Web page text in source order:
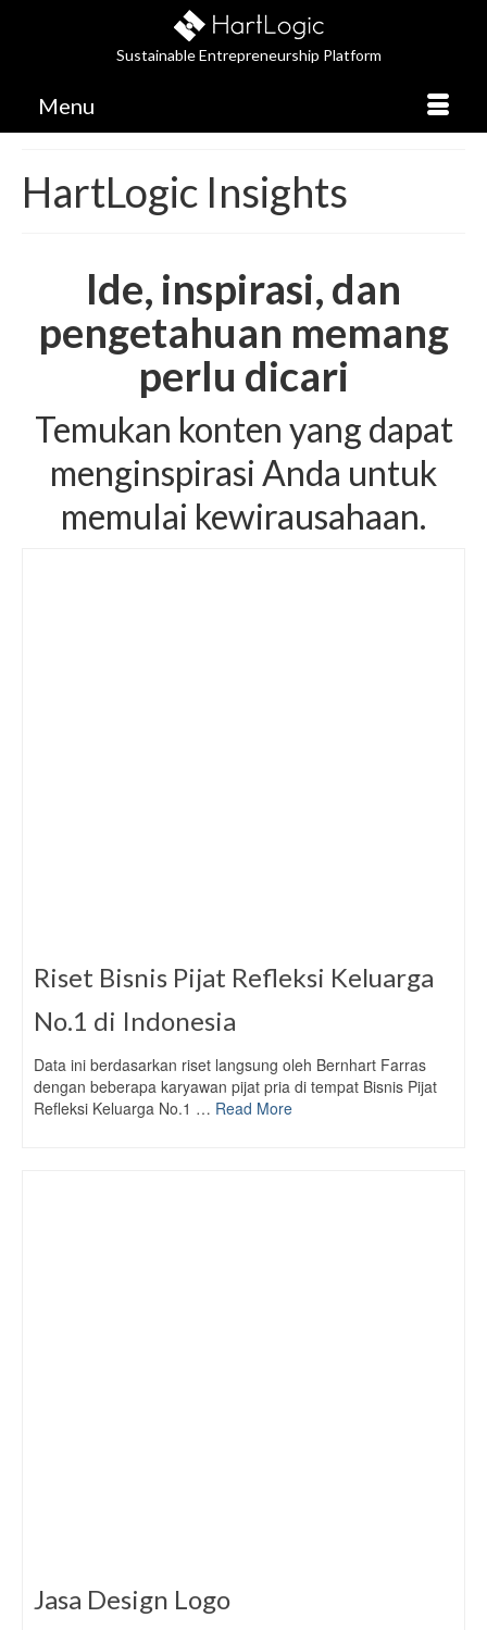
Sustainable Entrepreneurship Platform
Menu
HartLogic Insights
Ide, inspirasi, dan
pengetahuan memang
perlu dicari
Temukan konten yang dapat
menginspirasi Anda untuk
memulai kewirausahaan.
Riset Bisnis Pijat Refleksi Keluarga
No.1 di Indonesia
Data ini berdasarkan riset langsung oleh Bernhart Farras
dengan beberapa karyawan pijat pria di tempat Bisnis Pijat
Refleksi Keluarga No.1 … Read More
Jasa Design Logo